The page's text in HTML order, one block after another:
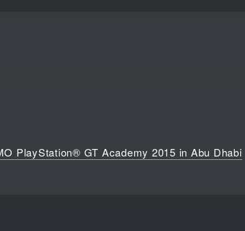
PlayStation® GT Academy 2015 in Abu Dhabi